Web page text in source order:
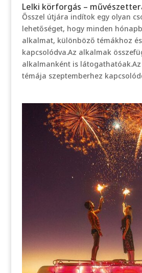
Lelki körforgás –
Ősszel útjára indítok egy olyan
lehetőséget, hogy minden
alkalmat, különböző témákhoz
kapcsolódva.Az alkalmak
alkalmanként is
témája szeptemberhez